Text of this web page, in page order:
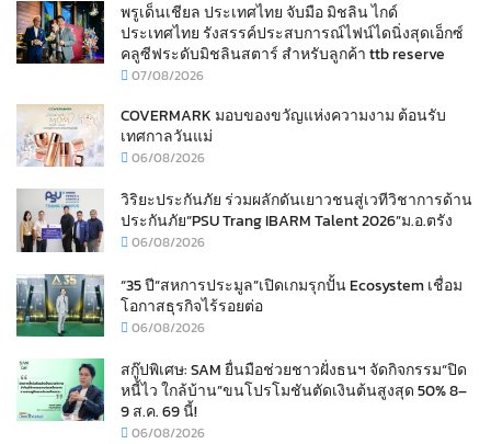
พรูเด็นเชียล ประเทศไทย จับมือ มิชลิน ไกด์
ประเทศไทย รังสรรค์ประสบการณ์ไฟน์ไดนิ่งสุดเอ็กซ์
คลูซีฟระดับมิชลินสตาร์ สำหรับลูกค้า ttb reserve
07/08/2026
COVERMARK มอบของขวัญแห่งความงาม ต้อนรับ
เทศกาลวันแม่
06/08/2026
วิริยะประกันภัย ร่วมผลักดันเยาวชนสู่เวทีวิชาการด้าน
ประกันภัย“PSU Trang IBARM Talent 2026”ม.อ.ตรัง
06/08/2026
“35 ปี“สหการประมูล”เปิดเกมรุกปั้น Ecosystem เชื่อม
โอกาสธุรกิจไร้รอยต่อ
06/08/2026
สกู๊ปพิเศษ: SAM ยื่นมือช่วยชาวฝั่งธนฯ จัดกิจกรรม“ปิด
หนี้ไว ใกล้บ้าน”ขนโปรโมชันตัดเงินต้นสูงสุด 50% 8–
9 ส.ค. 69 นี้!
06/08/2026